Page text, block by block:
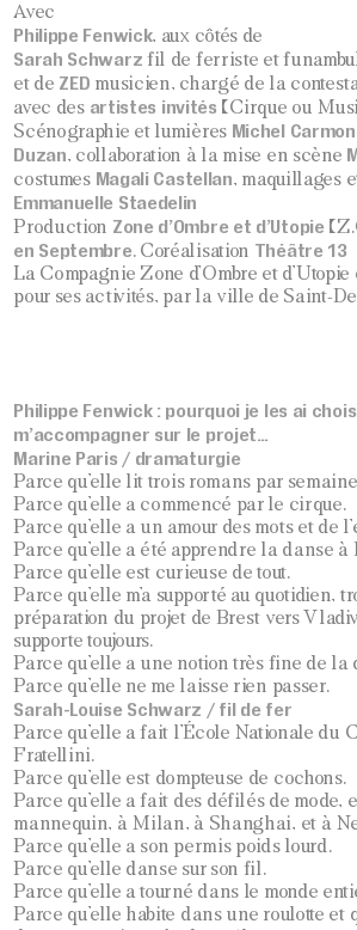
Avec
Philippe Fenwick, aux côtés de
Sarah Schwarz fil de ferriste et
et de ZED musicien, chargé de la
avec des artistes invités (Cirque ou
Scénographie et lumières Michel
Duzan, collaboration à la mise en scène
costumes Magali Castellan, maquillages
Emmanuelle Staedelin
Production Zone d’Ombre et d’Utopie
en Septembre. Coréalisation Théâtre 13
La Compagnie Zone d’Ombre et
pour ses activités, par la ville de Saint-
Philippe Fenwick : pourquoi je les ai
m’accompagner sur le projet…
Marine Paris / dramaturgie
Parce qu’elle lit trois romans par
Parce qu’elle a commencé par le cirque.
Parce qu’elle a un amour des mots et de
Parce qu’elle a été apprendre la danse
Parce qu’elle est curieuse de tout.
Parce qu’elle m’a supporté au quotidien,
préparation du projet de Brest vers
supporte toujours.
Parce qu’elle a une notion très fine de la
Parce qu’elle ne me laisse rien passer.
Sarah-Louise Schwarz / fil de fer
Parce qu’elle a fait l’École Nationale du
Fratellini.
Parce qu’elle est dompteuse de cochons.
Parce qu’elle a fait des défilés de mode,
mannequin, à Milan, à Shanghai, et à
Parce qu’elle a son permis poids lourd.
Parce qu’elle danse sur son fil.
Parce qu’elle a tourné dans le monde
Parce qu’elle habite dans une roulotte et